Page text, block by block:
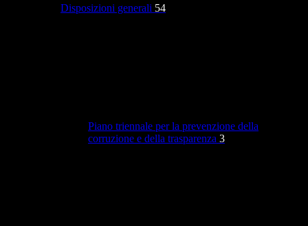
Disposizioni generali 54
Piano triennale per la prevenzione della
corruzione e della trasparenza 3